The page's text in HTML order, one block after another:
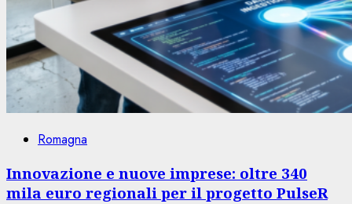
Romagna
Innovazione e nuove imprese: oltre 340
mila euro regionali per il progetto PulseR